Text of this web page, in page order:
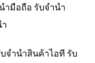
ำมือถือ รับจำนำ
จำนำสินค้าไอที รับ